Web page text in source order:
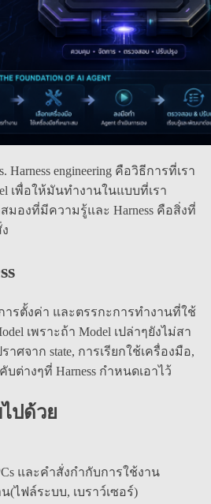
Harness engineering คือวิธีการที่เรา
เพื่อให้มันทำงานในแบบที่เรา
มองที่มีความรู้และ Harness คือสิ่งที่
ารตั้งค่า และตรรกะการทำงานที่ใช้
เพราะถ้า Model เปล่าๆยังไม่สา
าศจาก state, การเรียกใช้เครื่องมือ,
บต่างๆที่ Harness กำหนดเอาไว้
ปด้วย
และคำสั่งกำกับการใช้งาน
(ไฟล์ระบบ, เบราว์เซอร์)